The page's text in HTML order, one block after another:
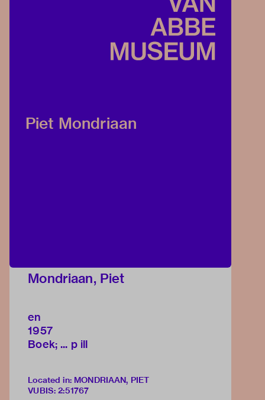
Piet Mondriaan
Mondriaan, Piet
en
1957
Boek; ... p ill
Located in: MONDRIAAN, PIET
VUBIS: 2:51767